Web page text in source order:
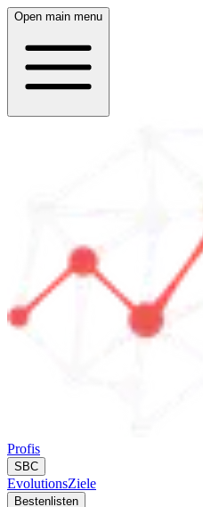
Open main menu
Profis
SBC
EvolutionsZiele
Bestenlisten